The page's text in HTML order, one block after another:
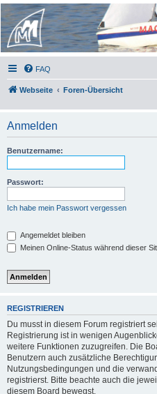
Micro Magic Forum
Deutschland
FAQ
Webseite Foren-Übersicht
Anmelden
Benutzername:
Passwort:
Ich habe mein Passwort vergessen
Angemeldet bleiben
Meinen Online-Status während dieser
REGISTRIEREN
Du musst in diesem Forum registriert
Registrierung ist in wenigen
weitere Funktionen zuzugreifen. Die
Benutzern auch zusätzliche
Nutzungsbedingungen und die
registrierst. Bitte beachte auch die
diesem Board bewegst.